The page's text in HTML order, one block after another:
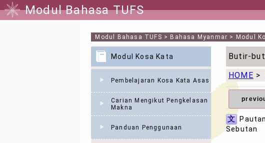
Modul Bahasa TUFS
Modul Bahasa TUFS > Bahasa Myanmar > Modul
Modul Kosa Kata
Pembelajaran Kosa Kata Asas
Carian Mengikut Pengkelasan
Makna
Panduan Penggunaan
Butir-
HOME >
文
Sebutan